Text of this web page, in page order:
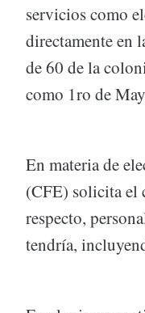
servicios como
directamente en
de 60 de la
como 1ro de
En materia de
(CFE) solicita el
respecto,
tendría,